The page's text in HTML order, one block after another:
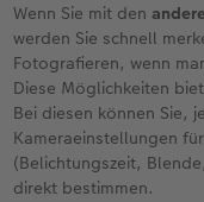
Wenn Sie mit den
werden Sie schnell
Fotografieren, wenn
Diese Möglichkeiten
Bei diesen können Sie,
Kameraeinstellungen
(Belichtungszeit,
direkt bestimmen.